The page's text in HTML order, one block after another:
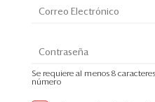
Se requiere al menos 8
número